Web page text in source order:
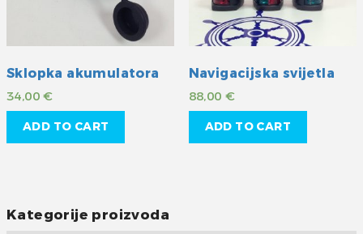
Sklopka akumulatora
34,00€
ADD TO CART
Navigacijska svijetla
88,00€
ADD TO CART
Kategorije proizvoda